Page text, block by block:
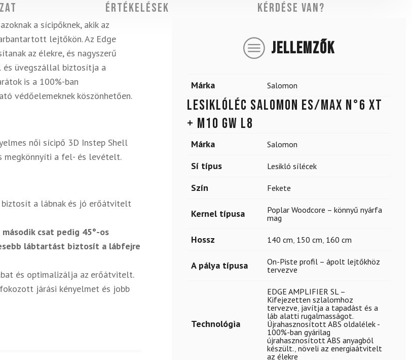
Értékelések Kérdése van?
a sícipőknek, akik az
lejtőkön. Az Edge
az élekre, és nagyszerű
és üvegszállal biztosítja a
is a 100%-ban
védőelemeknek köszönhetően.
női sícipő 3D Instep Shell
megkönnyíti a fel- és levételt.
a lábnak és jó erőátvitelt
csat pedig 45°-os
lábtartást biztosít a lábfejre
és optimalizálja az erőátvitelt.
járási kényelmet és jobb
JELLEMZŐK
Márka Salomon
Lesiklóléc SALOMON ES/MAX N°6 XT
+ M10 GW L8
Márka Salomon
Sí típus Lesikló sílécek
Szín Fekete
Kernel típusa
Poplar Woodcore – könnyű nyárfa
mag
Hossz 140 cm, 150 cm, 160 cm
A pálya típusa
On-Piste profil – ápolt lejtőkhöz
tervezve
Technológia
EDGE AMPLIFIER SL –
Kifejezetten szlalomhoz
tervezve, javítja a tapadást és a
láb alatti rugalmasságot.
Újrahasznosított ABS oldalélek -
100%-ban gyárilag
újrahasznosított ABS anyagból
készült., növeli az energiaátvitelt
az élekre